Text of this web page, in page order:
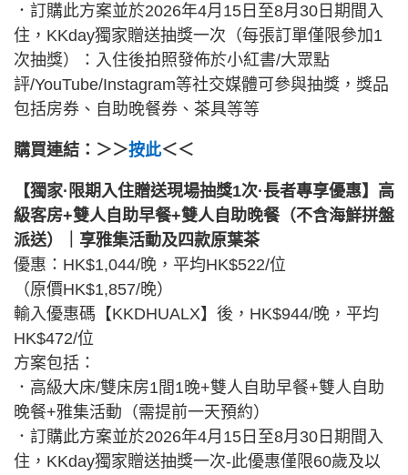
．訂購此方案並於2026年4月15日至8月30日期間入
住，KKday獨家贈送抽獎一次（每張訂單僅限參加1
次抽獎）：入住後拍照發佈於小紅書/大眾點
評/YouTube/Instagram等社交媒體可參與抽獎，獎品
包括房券、自助晚餐券、茶具等等
購買連結：＞＞按此＜＜
【獨家·限期入住贈送現場抽獎1次·長者專享優惠】高
級客房+雙人自助早餐+雙人自助晚餐（不含海鮮拼盤
派送）｜享雅集活動及四款原葉茶
優惠：HK$1,044/晚，平均HK$522/位
（原價HK$1,857/晚）
輸入優惠碼【KKDHUALX】後，HK$944/晚，平均
HK$472/位
方案包括：
．高級大床/雙床房1間1晚+雙人自助早餐+雙人自助
晚餐+雅集活動（需提前一天預約）
．訂購此方案並於2026年4月15日至8月30日期間入
住，KKday獨家贈送抽獎一次-此優惠僅限60歲及以